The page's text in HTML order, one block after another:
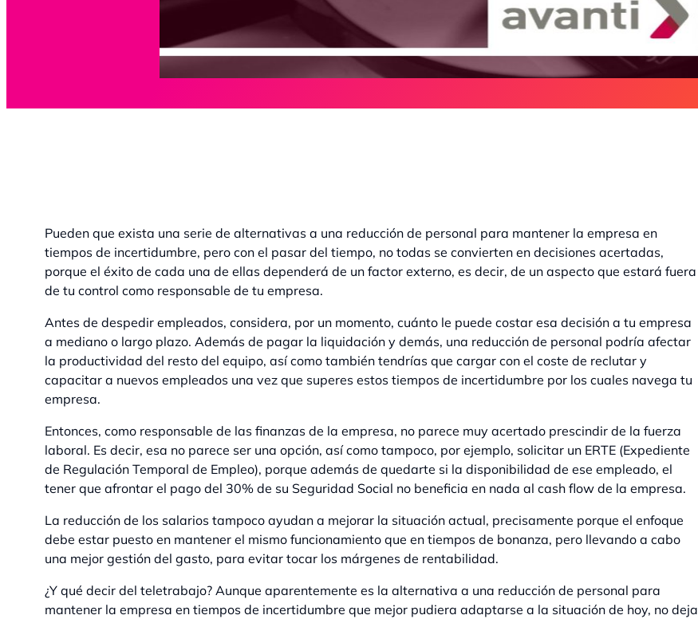
Pueden que exista una serie de alternativas a una reducción de personal para mantener la empresa en
tiempos de incertidumbre, pero con el pasar del tiempo, no todas se convierten en decisiones acertadas,
porque el éxito de cada una de ellas dependerá de un factor externo, es decir, de un aspecto que estará fuera
de tu control como responsable de tu empresa.
Antes de despedir empleados, considera, por un momento, cuánto le puede costar esa decisión a tu empresa
a mediano o largo plazo. Además de pagar la liquidación y demás, una reducción de personal podría afectar
la productividad del resto del equipo, así como también tendrías que cargar con el coste de reclutar y
capacitar a nuevos empleados una vez que superes estos tiempos de incertidumbre por los cuales navega tu
empresa.
Entonces, como responsable de las finanzas de la empresa, no parece muy acertado prescindir de la fuerza
laboral. Es decir, esa no parece ser una opción, así como tampoco, por ejemplo, solicitar un ERTE (Expediente
de Regulación Temporal de Empleo), porque además de quedarte si la disponibilidad de ese empleado, el
tener que afrontar el pago del 30% de su Seguridad Social no beneficia en nada al cash flow de la empresa.
La reducción de los salarios tampoco ayudan a mejorar la situación actual, precisamente porque el enfoque
debe estar puesto en mantener el mismo funcionamiento que en tiempos de bonanza, pero llevando a cabo
una mejor gestión del gasto, para evitar tocar los márgenes de rentabilidad.
¿Y qué decir del teletrabajo? Aunque aparentemente es la alternativa a una reducción de personal para
mantener la empresa en tiempos de incertidumbre que mejor pudiera adaptarse a la situación de hoy, no deja